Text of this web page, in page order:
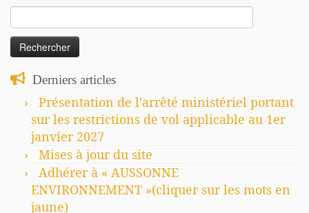
Rechercher :
Derniers articles
Présentation de l’arrêté ministériel portant
sur les restrictions de vol applicable au 1er
janvier 2027
Mises à jour du site
Adhérer à « AUSSONNE
ENVIRONNEMENT »(cliquer sur les mots en
jaune)